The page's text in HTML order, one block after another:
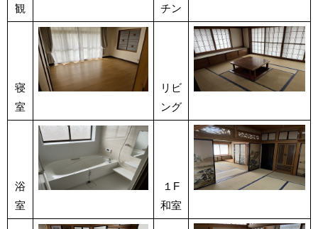
観 チン
寝
室
リビ
ング
浴
室
１F
和室